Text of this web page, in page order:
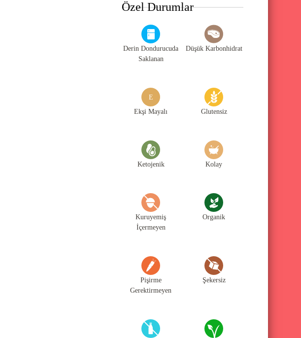
f
t
Özel Durumlar
Derin Dondurucuda
Saklanan
Düşük Karbonhidrat
E
Ekşi Mayalı Glutensiz
Ketojenik Kolay
Kuruyemiş
İçermeyen
Organik
Pişirme
Gerektirmeyen
Şekersiz